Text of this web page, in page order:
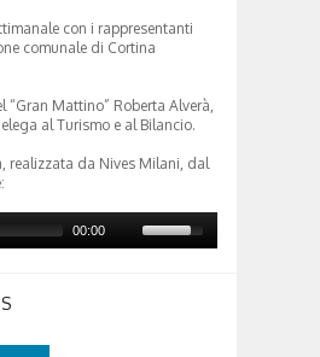
con i rappresentanti
comunale di Cortina
“Gran Mattino” Roberta Alverà,
al Turismo e al Bilancio.
realizzata da Nives Milani, dal
00:00